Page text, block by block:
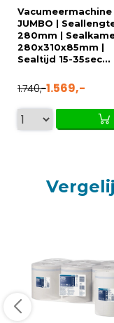
Vacumeermachine |
JUMBO |
280mm |
280x310x85mm |
Sealtijd 15-35sec...
1.740,-1.569,-